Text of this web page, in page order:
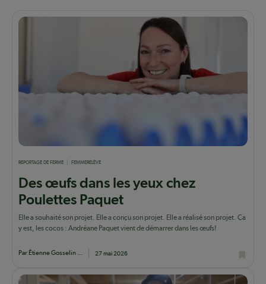
REPORTAGE DE FERME FEMMERELÈVE
Des œufs dans les yeux chez
Poulettes Paquet
Elle a souhaité son projet. Elle a conçu son projet. Elle a réalisé son projet. Ça
y est, les cocos : Andréane Paquet vient de démarrer dans les œufs!
Par Étienne Gosselin ... 27 mai 2026